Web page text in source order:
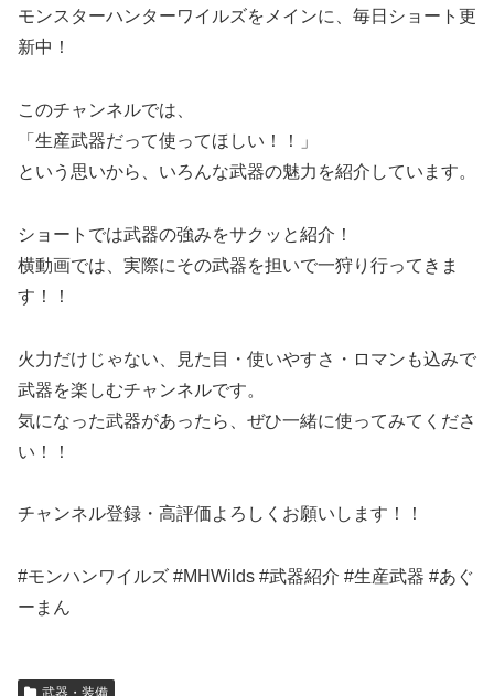
モンスターハンターワイルズをメインに、毎日ショート更
新中！
このチャンネルでは、
「生産武器だって使ってほしい！！」
という思いから、いろんな武器の魅力を紹介しています。
ショートでは武器の強みをサクッと紹介！
横動画では、実際にその武器を担いで一狩り行ってきま
す！！
火力だけじゃない、見た目・使いやすさ・ロマンも込みで
武器を楽しむチャンネルです。
気になった武器があったら、ぜひ一緒に使ってみてくださ
い！！
チャンネル登録・高評価よろしくお願いします！！
#モンハンワイルズ #MHWilds #武器紹介 #生産武器 #あぐ
ーまん
武器・装備